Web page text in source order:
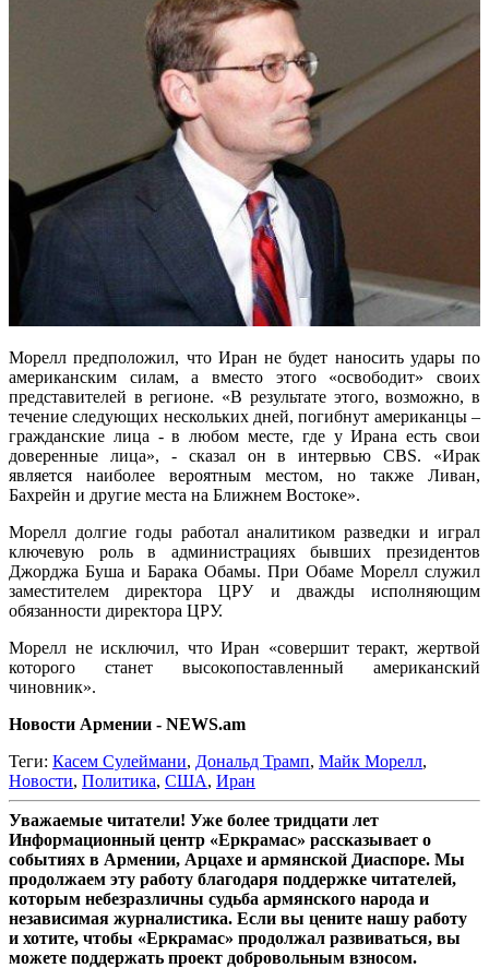
Морелл предположил, что Иран не будет наносить удары по
американским силам, а вместо этого «освободит» своих
представителей в регионе. «В результате этого, возможно, в
течение следующих нескольких дней, погибнут американцы –
гражданские лица - в любом месте, где у Ирана есть свои
доверенные лица», - сказал он в интервью CBS. «Ирак
является наиболее вероятным местом, но также Ливан,
Бахрейн и другие места на Ближнем Востоке».
Морелл долгие годы работал аналитиком разведки и играл
ключевую роль в администрациях бывших президентов
Джорджа Буша и Барака Обамы. При Обаме Морелл служил
заместителем директора ЦРУ и дважды исполняющим
обязанности директора ЦРУ.
Морелл не исключил, что Иран «совершит теракт, жертвой
которого станет высокопоставленный американский
чиновник».
Новости Армении - NEWS.am
Теги: Касем Сулеймани, Дональд Трамп, Майк Морелл,
Новости, Политика, США, Иран
Уважаемые читатели! Уже более тридцати лет
Информационный центр «Еркрамас» рассказывает о
событиях в Армении, Арцахе и армянской Диаспоре. Мы
продолжаем эту работу благодаря поддержке читателей,
которым небезразличны судьба армянского народа и
независимая журналистика. Если вы цените нашу работу
и хотите, чтобы «Еркрамас» продолжал развиваться, вы
можете поддержать проект добровольным взносом.